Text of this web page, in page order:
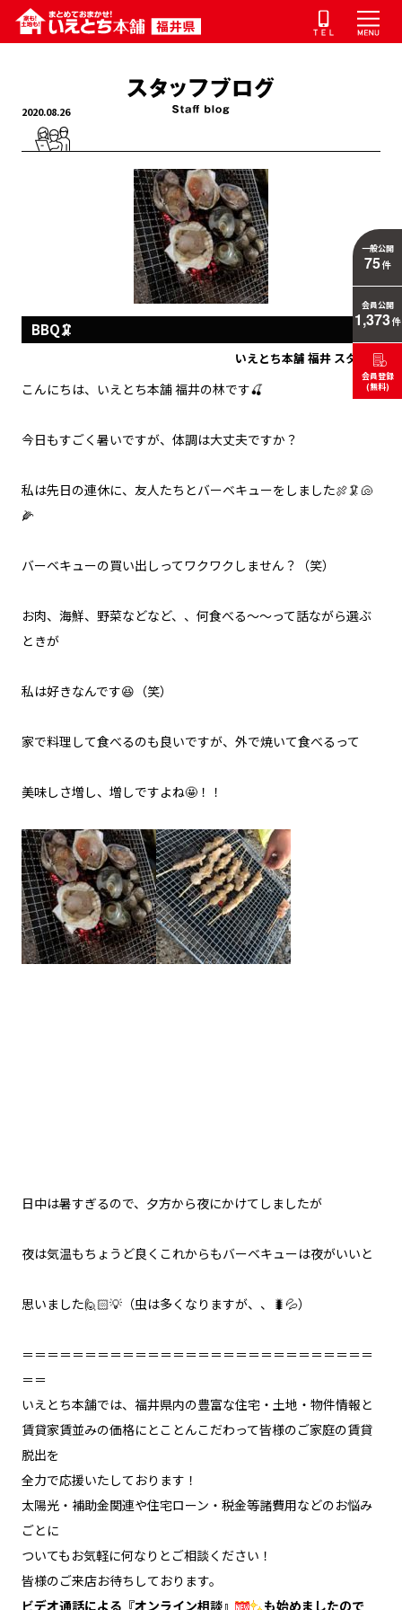
2020.08.26
BBQ🦑
いえとち本舗 福井 スタッフ
こんにちは、いえとち本舗 福井の林です🍒
今日もすごく暑いですが、体調は大丈夫ですか？
私は先日の連休に、友人たちとバーベキューをしました🍖🦑🐚
🌽
バーベキューの買い出しってワクワクしません？（笑）
お肉、海鮮、野菜などなど、、何食べる～～って話ながら選ぶ
ときが
私は好きなんです😆（笑）
家で料理して食べるのも良いですが、外で焼いて食べるって
美味しさ増し、増しですよね🤩！！
日中は暑すぎるので、夕方から夜にかけてしましたが
夜は気温もちょうど良くこれからもバーベキューは夜がいいと
思いました‍🙋🏻‍💡（虫は多くなりますが、、🐛💦）
＝＝＝＝＝＝＝＝＝＝＝＝＝＝＝＝＝＝＝＝＝＝＝＝＝＝＝＝
＝＝
いえとち本舗では、福井県内の豊富な住宅・土地・物件情報と
賃貸家賃並みの価格にとことんこだわって皆様のご家庭の賃貸
脱出を
全力で応援いたしております！
太陽光・補助金関連や住宅ローン・税金等諸費用などのお悩み
ごとに
ついてもお気軽に何なりとご相談ください！
皆様のご来店お待ちしております。
ビデオ通話による『オンライン相談』
も始めましたので
一般公開
75件
会員公開
1,373件
会員登録
(無料)